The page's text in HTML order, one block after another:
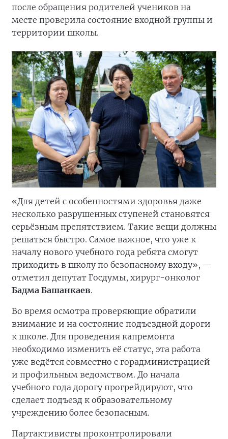
после обращения родителей учеников на
месте проверила состояние входной группы и
территории школы.
«Для детей с особенностями здоровья даже
несколько разрушенных ступеней становятся
серьёзным препятствием. Такие вещи должны
решаться быстро. Самое важное, что уже к
началу нового учебного года ребята смогут
приходить в школу по безопасному входу», —
отметил депутат Госдумы, хирург-онколог
Бадма Башанкаев.
Во время осмотра проверяющие обратили
внимание и на состояние подъездной дороги
к школе. Для проведения капремонта
необходимо изменить её статус, эта работа
уже ведётся совместно с горадминистрацией
и профильным ведомством. До начала
учебного года дорогу прогрейдируют, что
сделает подъезд к образовательному
учреждению более безопасным.
Партактивисты проконтролировали